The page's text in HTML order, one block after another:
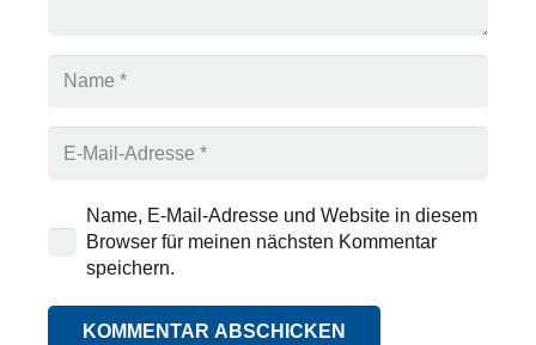
Name, E-Mail-Adresse und Website in diesem
Browser für meinen nächsten Kommentar
speichern.
KOMMENTAR ABSCHICKEN